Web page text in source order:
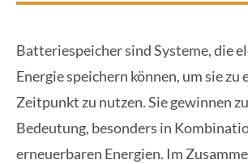
Batteriespeicher sind Systeme, die
Energie speichern können, um sie zu
Zeitpunkt zu nutzen. Sie gewinnen
Bedeutung, besonders in
erneuerbaren Energien. Im